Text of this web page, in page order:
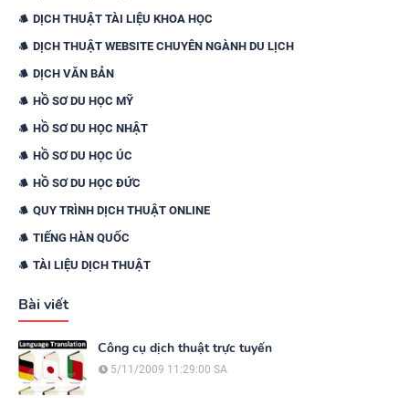
DỊCH THUẬT TÀI LIỆU KHOA HỌC
DỊCH THUẬT WEBSITE CHUYÊN NGÀNH DU LỊCH
DỊCH VĂN BẢN
HỒ SƠ DU HỌC MỸ
HỒ SƠ DU HỌC NHẬT
HỒ SƠ DU HỌC ÚC
HỒ SƠ DU HỌC ĐỨC
QUY TRÌNH DỊCH THUẬT ONLINE
TIẾNG HÀN QUỐC
TÀI LIỆU DỊCH THUẬT
Bài viết
Công cụ dịch thuật trực tuyến
5/11/2009 11:29:00 SA